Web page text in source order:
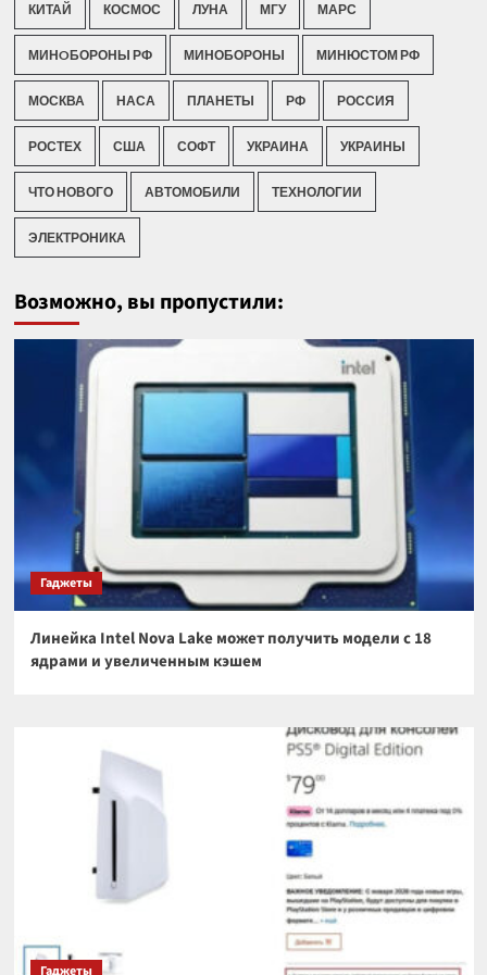
КИТАЙ КОСМОС ЛУНА МГУ МАРС
МИНOБОРОНЫ РФ МИНОБОРОНЫ МИНЮСТОМ РФ
МОСКВА НАСА ПЛАНЕТЫ РФ РОССИЯ
РОСТЕХ США СОФТ УКРАИНА УКРАИНЫ
ЧТО НОВОГО АВТОМОБИЛИ ТЕХНОЛОГИИ
ЭЛЕКТРОНИКА
Возможно, вы пропустили:
Гаджеты
Линейка Intel Nova Lake может получить модели с 18
ядрами и увеличенным кэшем
Гаджеты